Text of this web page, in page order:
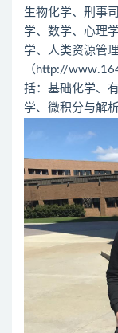
生物化学、刑事
学、数学、心理
学、人类资源管
（http://
括：基础化学、
学、微积分与解